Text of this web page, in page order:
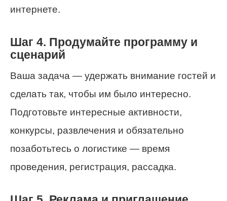
интернете.
Шаг 4. Продумайте программу и
сценарий
Ваша задача — удержать внимание гостей и
сделать так, чтобы им было интересно.
Подготовьте интересные активности,
конкурсы, развлечения и обязательно
позаботьтесь о логистике — время
проведения, регистрация, рассадка.